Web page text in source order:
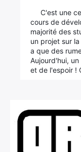
C'est une
cours de
majorité des
un projet sur
a que des
Aujourd'hui,
et de l'espoir !